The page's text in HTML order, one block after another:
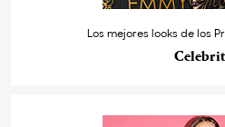
Los mejores looks de los